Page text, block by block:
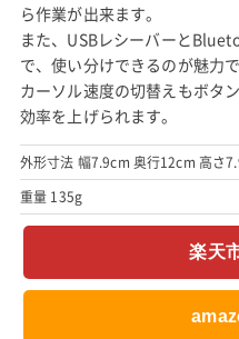
ら作業が出来ます。
また、USBレシーバーと
で、使い分けできるのが魅力で
カーソル速度の切替えもボタ
効率を上げられます。
外形寸法 幅7.9cm 奥行12cm 高さ
重量 135g
楽天